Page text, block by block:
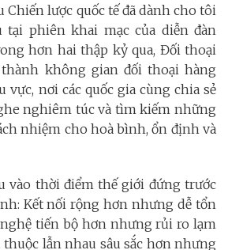
Chiến lược quốc tế đã dành cho tôi
phiên khai mạc của diễn đàn
hơn hai thập kỷ qua, Đối thoại
không gian đối thoại hàng
vực, nơi các quốc gia cùng chia sẻ
nghiêm túc và tìm kiếm những
nhiệm cho hoà bình, ổn định và
vào thời điểm thế giới đứng trước
Kết nối rộng hơn nhưng dễ tổn
tiến bộ hơn nhưng rủi ro lạm
lẫn nhau sâu sắc hơn nhưng